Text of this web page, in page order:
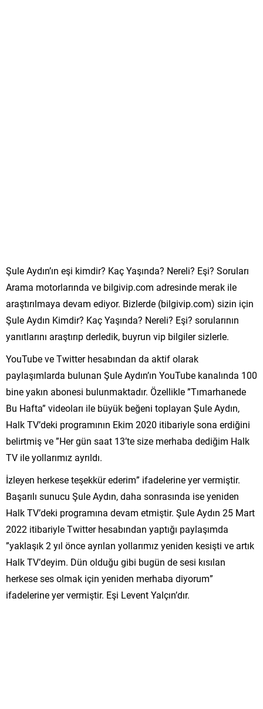
Şule Aydın’ın eşi kimdir? Kaç Yaşında? Nereli? Eşi? Soruları
Arama motorlarında ve bilgivip.com adresinde merak ile
araştırılmaya devam ediyor. Bizlerde (bilgivip.com) sizin için
Şule Aydın Kimdir? Kaç Yaşında? Nereli? Eşi? sorularının
yanıtlarını araştırıp derledik, buyrun vip bilgiler sizlerle.
YouTube ve Twitter hesabından da aktif olarak
paylaşımlarda bulunan Şule Aydın’ın YouTube kanalında 100
bine yakın abonesi bulunmaktadır. Özellikle ”Tımarhanede
Bu Hafta” videoları ile büyük beğeni toplayan Şule Aydın,
Halk TV’deki programının Ekim 2020 itibariyle sona erdiğini
belirtmiş ve ”Her gün saat 13’te size merhaba dediğim Halk
TV ile yollarımız ayrıldı.
İzleyen herkese teşekkür ederim” ifadelerine yer vermiştir.
Başarılı sunucu Şule Aydın, daha sonrasında ise yeniden
Halk TV’deki programına devam etmiştir. Şule Aydın 25 Mart
2022 itibariyle Twitter hesabından yaptığı paylaşımda
”yaklaşık 2 yıl önce ayrılan yollarımız yeniden kesişti ve artık
Halk TV’deyim. Dün olduğu gibi bugün de sesi kısılan
herkese ses olmak için yeniden merhaba diyorum”
ifadelerine yer vermiştir. Eşi Levent Yalçın’dır.